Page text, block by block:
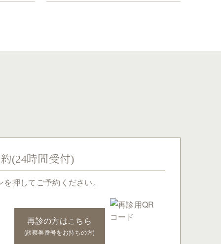
(24時間受付)
押してご予約ください。
再診の方はこちら
(診察券番号をお持ちの方)